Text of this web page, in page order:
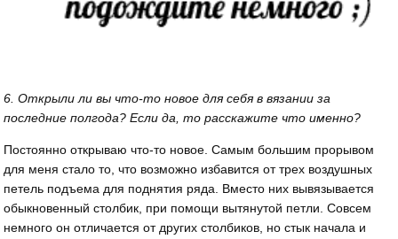
6. Открыли ли вы что-то новое для себя в вязании за
последние полгода? Если да, то расскажите что именно?
Постоянно открываю что-то новое. Самым большим прорывом
для меня стало то, что возможно избавится от трех воздушных
петель подъема для поднятия ряда. Вместо них вывязывается
обыкновенный столбик, при помощи вытянутой петли. Совсем
немного он отличается от других столбиков, но стык начала и